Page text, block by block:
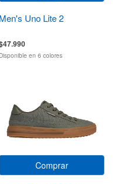
Men's Uno Lite 2
Disponible en 6 colores
Comprar